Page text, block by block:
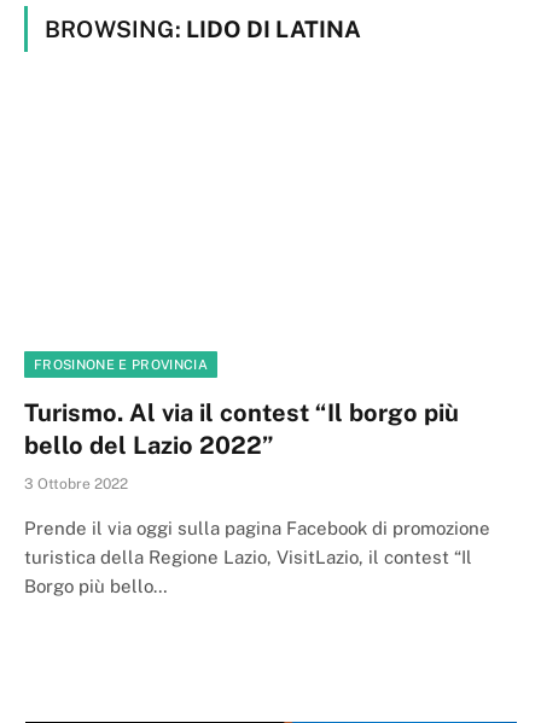
BROWSING: LIDO DI LATINA
FROSINONE E PROVINCIA
Turismo. Al via il contest “Il borgo più
bello del Lazio 2022”
3 Ottobre 2022
Prende il via oggi sulla pagina Facebook di promozione
turistica della Regione Lazio, VisitLazio, il contest “Il
Borgo più bello…